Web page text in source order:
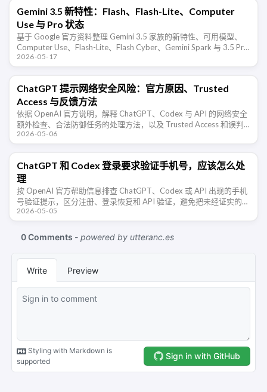
Gemini 3.5 新特性：Flash、Flash-Lite、Computer
Use 与 Pro 状态
基于 Google 官方资料整理 Gemini 3.5 家族的新特性、可用模型、
Computer Use、Flash-Lite、Flash Cyber、Gemini Spark 与 3.5 Pro
当 …
2026-05-17
ChatGPT 提示网络安全风险：官方原因、Trusted
Access 与反馈方法
依据 OpenAI 官方说明，解释 ChatGPT、Codex 与 API 的网络安全
额外检查、合法防御任务的处理方法，以及 Trusted Access 和误判
反馈所需信息。
2026-05-06
ChatGPT 和 Codex 登录要求验证手机号，应该怎么处
理
按 OpenAI 官方帮助信息排查 ChatGPT、Codex 或 API 出现的手机
号验证提示，区分注册、登录恢复和 API 验证，避免把未经证实的风
控猜测当成结论。
2026-05-05